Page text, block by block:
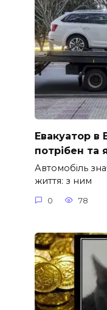
Евакуатор в
потрібен та
Автомобіль
життя: з ним
0 78